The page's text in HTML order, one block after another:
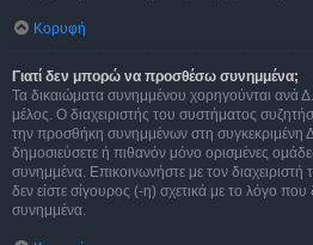
Κορυφή
Γιατί δεν μπορώ να προσθέσω συνημμένα;
Τα δικαιώματα συνημμένου χορηγούνται ανά
μέλος. Ο διαχειριστής του συστήματος
την προσθήκη συνημμένων στη συγκεκριμένη
δημοσιεύσετε ή πιθανόν μόνο ορισμένες
συνημμένα. Επικοινωνήστε με τον
δεν είστε σίγουρος (-η) σχετικά με το λόγο
συνημμένα.